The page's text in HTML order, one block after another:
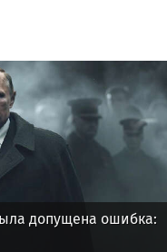
допущена ошибка: